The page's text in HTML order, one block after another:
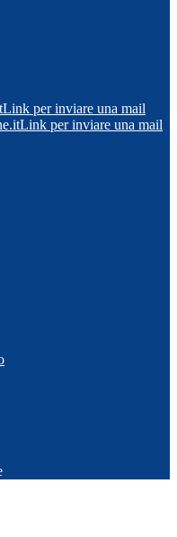
Link per inviare una mail
Link per inviare una mail